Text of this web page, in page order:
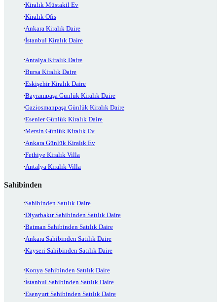
Kiralık Müstakil Ev
Kiralık Ofis
Ankara Kiralık Daire
İstanbul Kiralık Daire
Antalya Kiralık Daire
Bursa Kiralık Daire
Eskişehir Kiralık Daire
Bayrampaşa Günlük Kiralık Daire
Gaziosmanpaşa Günlük Kiralık Daire
Esenler Günlük Kiralık Daire
Mersin Günlük Kiralık Ev
Ankara Günlük Kiralık Ev
Fethiye Kiralık Villa
Antalya Kiralık Villa
Sahibinden
Sahibinden Satılık Daire
Diyarbakır Sahibinden Satılık Daire
Batman Sahibinden Satılık Daire
Ankara Sahibinden Satılık Daire
Kayseri Sahibinden Satılık Daire
Konya Sahibinden Satılık Daire
İstanbul Sahibinden Satılık Daire
Esenyurt Sahibinden Satılık Daire